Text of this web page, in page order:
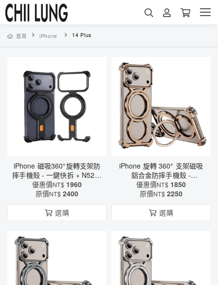
首頁 iPhone 14 Plus
iPhone 磁吸360°旋轉支架防
摔手機殼 - 一鍵快拆 × N52強
磁吸 × 全包覆防護（6607）
優惠價NT$ 1960
原價NT$ 2400
選購
iPhone 旋轉 360° 支架磁吸
鋁合金防摔手機殼 -
MagSafe磁吸充電 × 軍規四
角防護（6582）
優惠價NT$ 1850
原價NT$ 2250
選購